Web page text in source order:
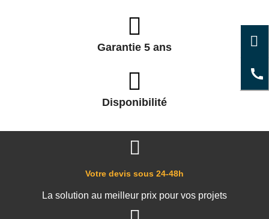
Garantie 5 ans
Disponibilité
Votre devis sous 24-48h
La solution au meilleur prix pour vos projets